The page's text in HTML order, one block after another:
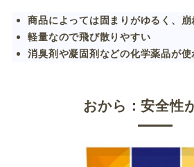
商品によっては固まりがゆるく、崩
軽量なので飛び散りやすい
消臭剤や凝固剤などの化学薬品が
おから：安全性